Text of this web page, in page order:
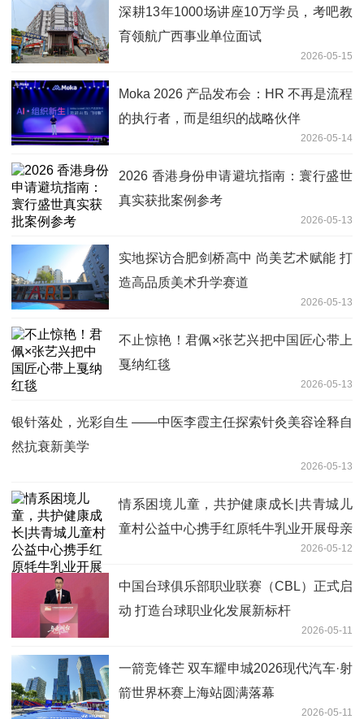
深耕13年1000场讲座10万学员，考吧教
育领航广西事业单位面试
2026-05-15
Moka 2026 产品发布会：HR 不再是流程
的执行者，而是组织的战略伙伴
2026-05-14
2026 香港身份申请避坑指南：寰行盛世
真实获批案例参考
2026-05-13
实地探访合肥剑桥高中 尚美艺术赋能 打
造高品质美术升学赛道
2026-05-13
不止惊艳！君佩×张艺兴把中国匠心带上
戛纳红毯
2026-05-13
银针落处，光彩自生 ——中医李霞主任探索针灸美容诠释自
然抗衰新美学
2026-05-13
情系困境儿童，共护健康成长|共青城儿
童村公益中心携手红原牦牛乳业开展母亲
2026-05-12
中国台球俱乐部职业联赛（CBL）正式启
动 打造台球职业化发展新标杆
2026-05-11
一箭竞锋芒 双车耀申城2026现代汽车·射
箭世界杯赛上海站圆满落幕
2026-05-11